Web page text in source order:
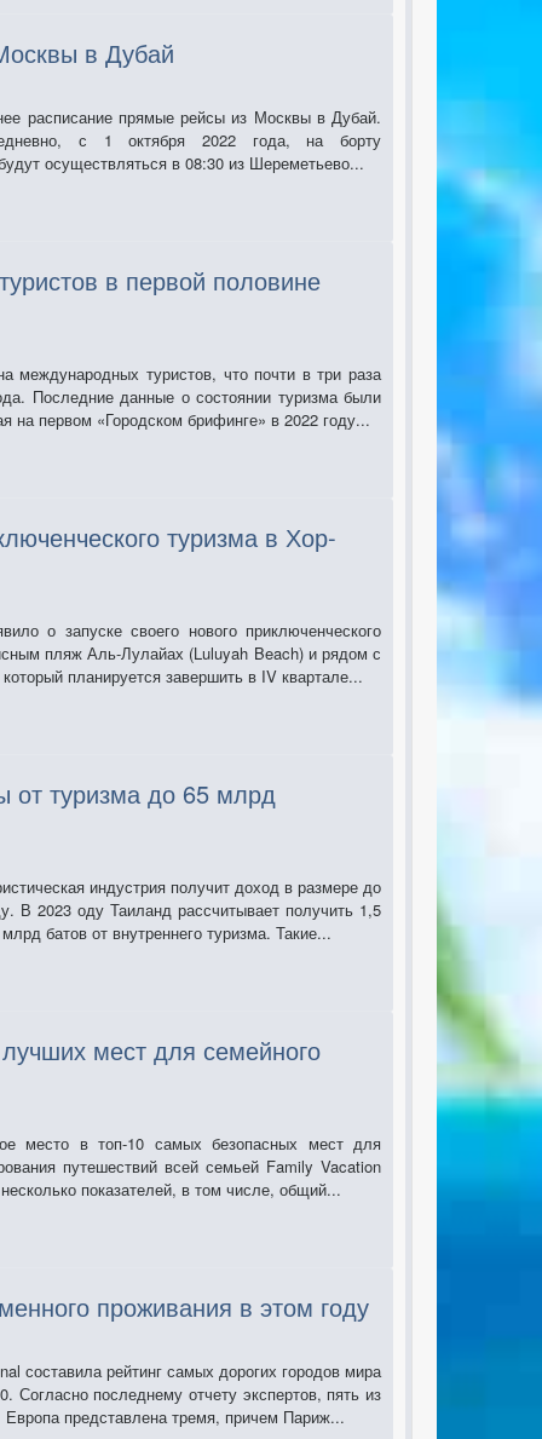
в Дубай
расписание прямые рейсы из Москвы в Дубай.
с 1 октября 2022 года, на борту
осуществляться в 08:30 из Шереметьево...
в первой половине
туристов, что почти в три раза
Последние данные о состоянии туризма были
на первом «Городском брифинге» в 2022 году...
туризма в Хор-
о запуске своего нового приключенческого
пляж Аль-Лулайах (Luluyah Beach) и рядом с
планируется завершить в IV квартале...
от туризма до 65 млрд
индустрия получит доход в размере до
2023 оду Таиланд рассчитывает получить 1,5
батов от внутреннего туризма. Такие...
мест для семейного
место в топ-10 самых безопасных мест для
путешествий всей семьей Family Vacation
показателей, в том числе, общий...
проживания в этом году
составила рейтинг самых дорогих городов мира
последнему отчету экспертов, пять из
представлена тремя, причем Париж...